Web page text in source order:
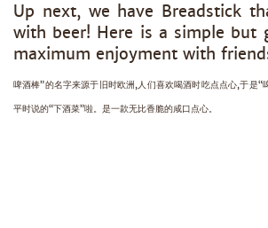
Up next, we have Breadstick
with beer! Here is a simple but
maximum enjoyment with
啤酒棒”的名字来源于旧时欧洲,人们喜欢喝酒时吃点点心,于是“
平时说的“下酒菜”啦。是一款无比香脆的咸口点心。